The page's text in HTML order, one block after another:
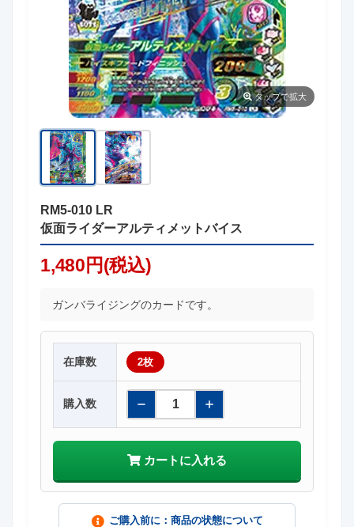
タップで拡大
RM5-010 LR
仮面ライダーアルティメットバイス
1,480円(税込)
ガンバライジングのカードです。
在庫数 2枚
購入数
カートに入れる
ご購入前に：商品の状態について